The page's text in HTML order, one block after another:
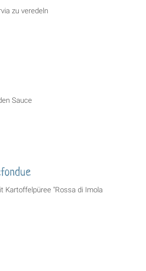
zu veredeln
Sauce
Kartoffelpüree "Rossa di Imola